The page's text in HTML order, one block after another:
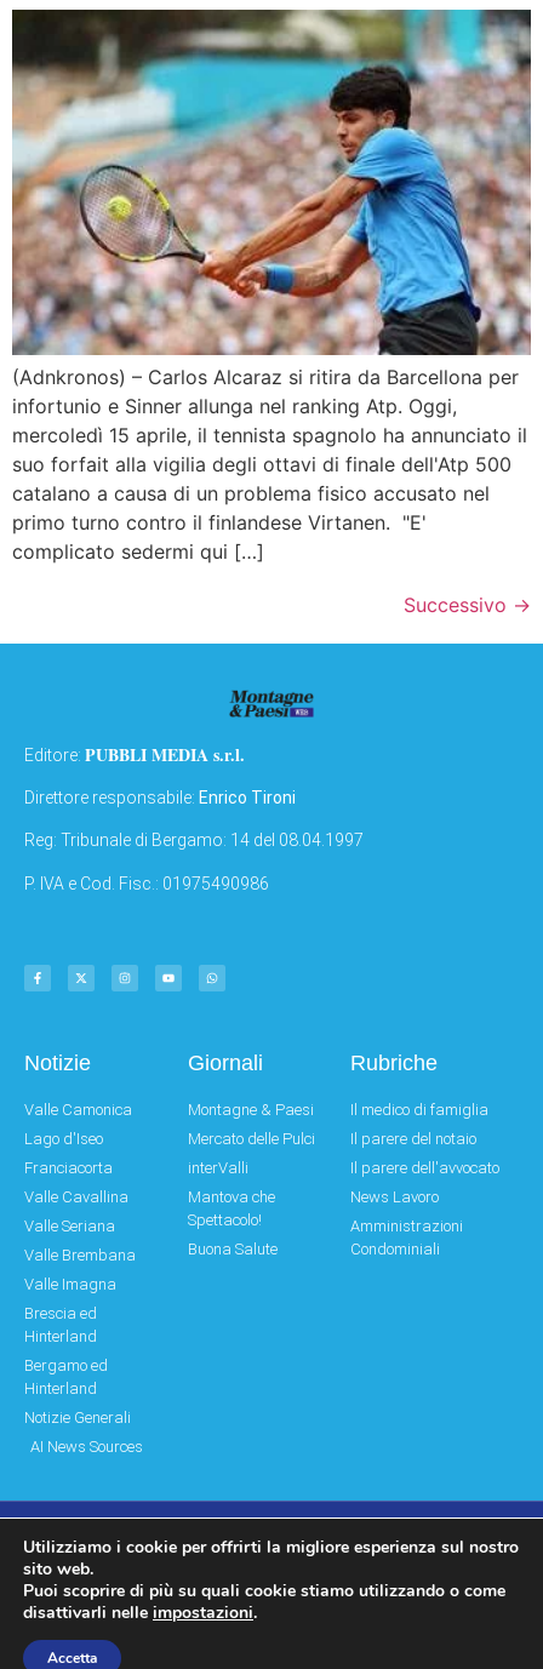
(Adnkronos) – Carlos Alcaraz si ritira da Barcellona per
infortunio e Sinner allunga nel ranking Atp. Oggi,
mercoledì 15 aprile, il tennista spagnolo ha annunciato il
suo forfait alla vigilia degli ottavi di finale dell'Atp 500
catalano a causa di un problema fisico accusato nel
primo turno contro il finlandese Virtanen. "E'
complicato sedermi qui […]
Successivo →
Editore: PUBBLI MEDIA s.r.l.
Direttore responsabile: Enrico Tironi
Reg: Tribunale di Bergamo: 14 del 08.04.1997
P. IVA e Cod. Fisc.: 01975490986
Notizie
Valle Camonica
Lago d'Iseo
Franciacorta
Valle Cavallina
Valle Seriana
Valle Brembana
Valle Imagna
Brescia ed
Hinterland
Bergamo ed
Hinterland
Notizie Generali
AI News Sources
Giornali
Montagne & Paesi
Mercato delle Pulci
interValli
Mantova che
Spettacolo!
Buona Salute
Rubriche
Il medico di famiglia
Il parere del notaio
Il parere dell'avvocato
News Lavoro
Amministrazioni
Condominiali
© Copyright 2011 – 2026 Montagne & Paesi
Log In|Log Out Privacy Policy
Utilizziamo i cookie per offrirti la migliore esperienza sul nostro
sito web.
Puoi scoprire di più su quali cookie stiamo utilizzando o come
disattivarli nelle impostazioni.
Accetta